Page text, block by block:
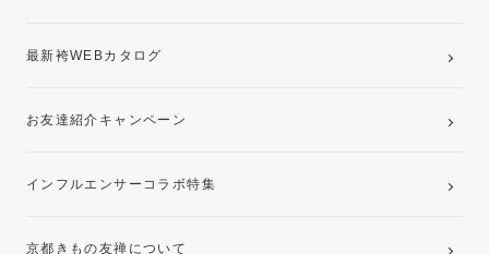
最新袴WEBカタログ
お友達紹介キャンペーン
インフルエンサーコラボ特集
京都きもの友禅について